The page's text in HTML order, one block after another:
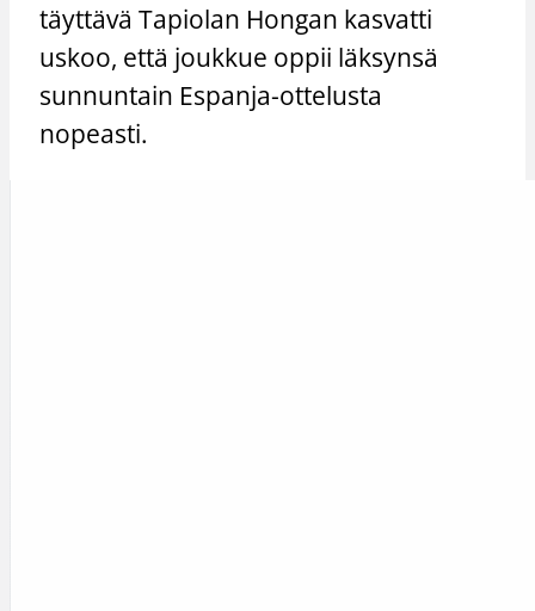
täyttävä Tapiolan Hongan kasvatti
uskoo, että joukkue oppii läksynsä
sunnuntain Espanja-ottelusta
nopeasti.